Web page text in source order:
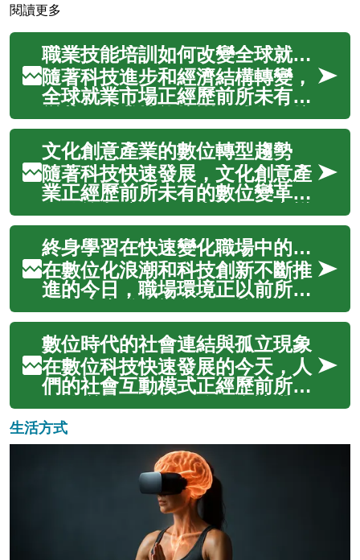
閱讀更多
職業技能培訓如何改變全球就業市場
隨著科技進步和經濟結構轉變，
全球就業市場正經歷前所未有的
變革。職業技能培訓已成為連接
人才需求與市場機會的重要橋
樑，不僅幫助個人提升競爭力，
更推動整體產業升級。從數位化
轉型到綠色經濟發展，各行各業
都需要具備新技能的專業人才，
而持續學習和...
文化創意產業的數位轉型趨勢
隨著科技快速發展，文化創意產
業正經歷前所未有的數位變革。
從傳統劇院到現代畫廊，從音樂
製作到電影發行，各個領域都在
積極擁抱數位技術，重新定義創
作、展示和互動方式。這場轉型
不僅改變了內容製作流程，更為
觀眾帶來全新的體驗模式，同時
為創作者開...
終身學習在快速變化職場中的重要性
在數位化浪潮和科技創新不斷推
進的今日，職場環境正以前所未
有的速度發生變化。傳統的工作
模式被顛覆，新興職業不斷湧
現，而既有的技能也可能在短時
間內變得過時。面對這樣的挑
戰，終身學習已不再是選擇，而
是職業生涯中的必需品。無論是
為了保持競爭力...
數位時代的社會連結與孤立現象
在數位科技快速發展的今天，人
們的社會互動模式正經歷前所未
有的變化。雖然網路平台讓我們
能夠跨越地理界限與他人建立連
結，但同時也帶來了新的孤立感
和疏離問題。這種矛盾現象反映
了現代社會結構的深刻轉變，影
響著不同世代、社群和文化背景
生活方式